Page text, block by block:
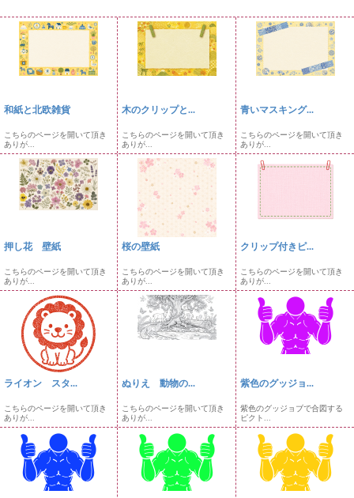
和紙と北欧雑貨
こちらのページを開いて頂き
ありが...
木のクリップと...
こちらのページを開いて頂き
ありが...
青いマスキング...
こちらのページを開いて頂き
ありが...
押し花 壁紙
こちらのページを開いて頂き
ありが...
桜の壁紙
こちらのページを開いて頂き
ありが...
クリップ付きピ...
こちらのページを開いて頂き
ありが...
ライオン スタ...
こちらのページを開いて頂き
ありが...
ぬりえ 動物の...
こちらのページを開いて頂き
ありが...
紫色のグッジョ...
紫色のグッジョブで合図する
ピクト...